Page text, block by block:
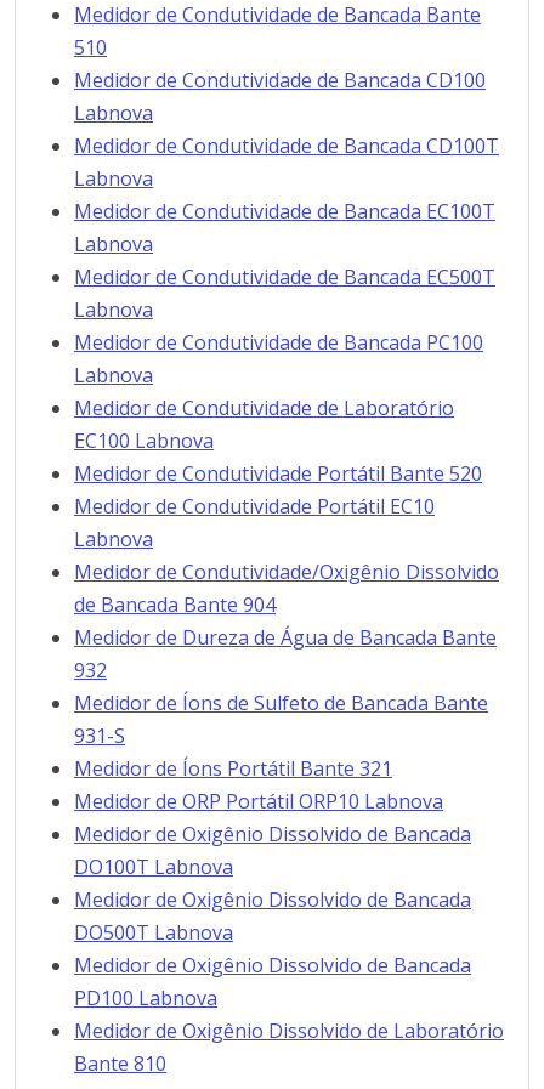
Medidor de Condutividade de Bancada Bante
510
Medidor de Condutividade de Bancada CD100
Labnova
Medidor de Condutividade de Bancada CD100T
Labnova
Medidor de Condutividade de Bancada EC100T
Labnova
Medidor de Condutividade de Bancada EC500T
Labnova
Medidor de Condutividade de Bancada PC100
Labnova
Medidor de Condutividade de Laboratório
EC100 Labnova
Medidor de Condutividade Portátil Bante 520
Medidor de Condutividade Portátil EC10
Labnova
Medidor de Condutividade/Oxigênio Dissolvido
de Bancada Bante 904
Medidor de Dureza de Água de Bancada Bante
932
Medidor de Íons de Sulfeto de Bancada Bante
931-S
Medidor de Íons Portátil Bante 321
Medidor de ORP Portátil ORP10 Labnova
Medidor de Oxigênio Dissolvido de Bancada
DO100T Labnova
Medidor de Oxigênio Dissolvido de Bancada
DO500T Labnova
Medidor de Oxigênio Dissolvido de Bancada
PD100 Labnova
Medidor de Oxigênio Dissolvido de Laboratório
Bante 810